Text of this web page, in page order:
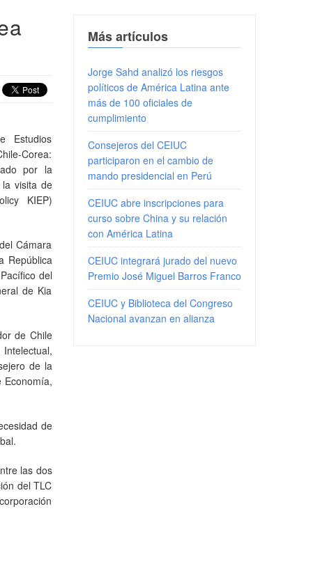
Estudios
Corea:
por la
visita de
KIEP)
Cámara
República
del
de Kia
de Chile
de la
Economía,
de
las dos
del TLC
Más artículos
Jorge Sahd analizó los riesgos
políticos de América Latina ante
más de 100 oficiales de
cumplimiento
Consejeros del CEIUC
participaron en el cambio de
mando presidencial en Perú
CEIUC abre inscripciones para
curso sobre China y su relación
con América Latina
CEIUC integrará jurado del nuevo
Premio José Miguel Barros Franco
CEIUC y Biblioteca del Congreso
Nacional avanzan en alianza